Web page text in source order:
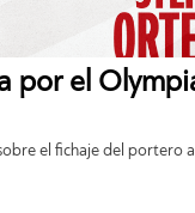
por el
el fichaje del portero